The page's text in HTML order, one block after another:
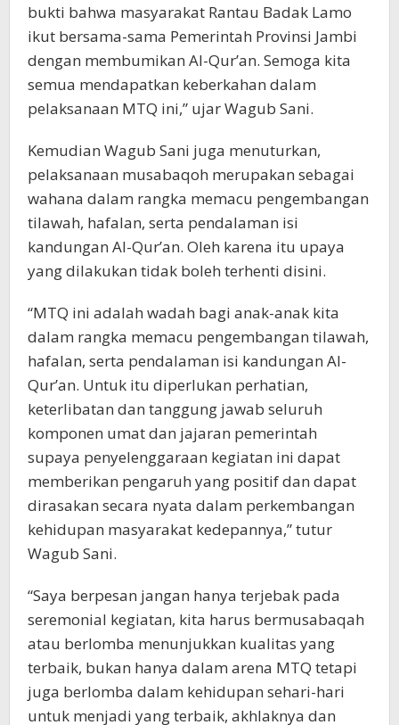
bukti bahwa masyarakat Rantau Badak Lamo
ikut bersama-sama Pemerintah Provinsi Jambi
dengan membumikan Al-Qur’an. Semoga kita
semua mendapatkan keberkahan dalam
pelaksanaan MTQ ini,” ujar Wagub Sani.
Kemudian Wagub Sani juga menuturkan,
pelaksanaan musabaqoh merupakan sebagai
wahana dalam rangka memacu pengembangan
tilawah, hafalan, serta pendalaman isi
kandungan Al-Qur’an. Oleh karena itu upaya
yang dilakukan tidak boleh terhenti disini.
“MTQ ini adalah wadah bagi anak-anak kita
dalam rangka memacu pengembangan tilawah,
hafalan, serta pendalaman isi kandungan Al-
Qur’an. Untuk itu diperlukan perhatian,
keterlibatan dan tanggung jawab seluruh
komponen umat dan jajaran pemerintah
supaya penyelenggaraan kegiatan ini dapat
memberikan pengaruh yang positif dan dapat
dirasakan secara nyata dalam perkembangan
kehidupan masyarakat kedepannya,” tutur
Wagub Sani.
“Saya berpesan jangan hanya terjebak pada
seremonial kegiatan, kita harus bermusabaqah
atau berlomba menunjukkan kualitas yang
terbaik, bukan hanya dalam arena MTQ tetapi
juga berlomba dalam kehidupan sehari-hari
untuk menjadi yang terbaik, akhlaknya dan